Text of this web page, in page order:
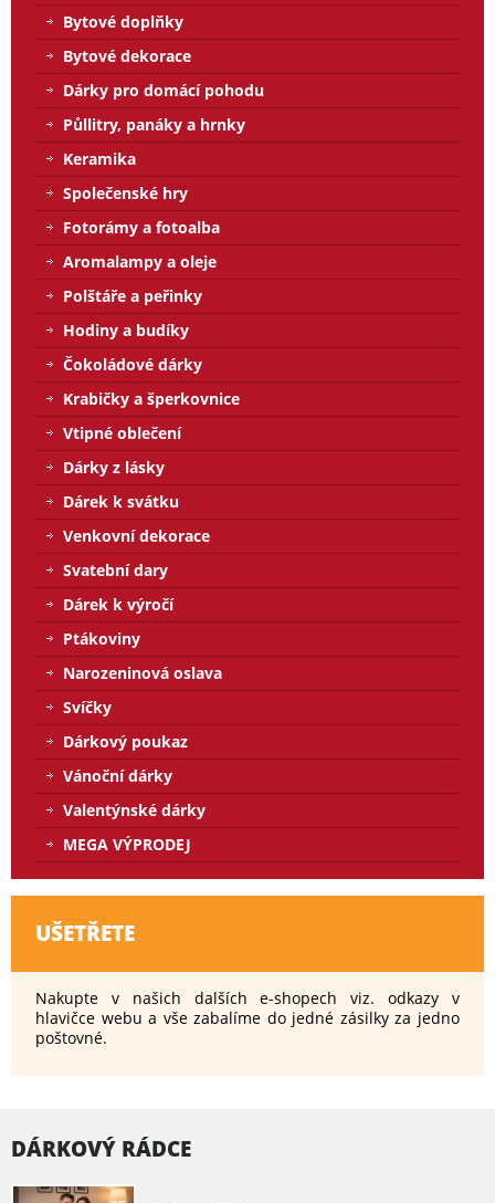
Bytové doplňky
Bytové dekorace
Dárky pro domácí pohodu
Půllitry, panáky a hrnky
Keramika
Společenské hry
Fotorámy a fotoalba
Aromalampy a oleje
Polštáře a peřinky
Hodiny a budíky
Čokoládové dárky
Krabičky a šperkovnice
Vtipné oblečení
Dárky z lásky
Dárek k svátku
Venkovní dekorace
Svatební dary
Dárek k výročí
Ptákoviny
Narozeninová oslava
Svíčky
Dárkový poukaz
Vánoční dárky
Valentýnské dárky
MEGA VÝPRODEJ
UŠETŘETE
Nakupte v našich dalších e-shopech viz. odkazy v
hlavičce webu a vše zabalíme do jedné zásilky za jedno
poštovné.
DÁRKOVÝ RÁDCE